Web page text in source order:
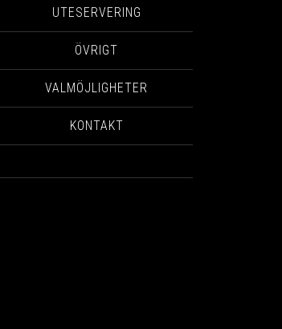
UTESERVERING
ÖVRIGT
VALMÖJLIGHETER
KONTAKT